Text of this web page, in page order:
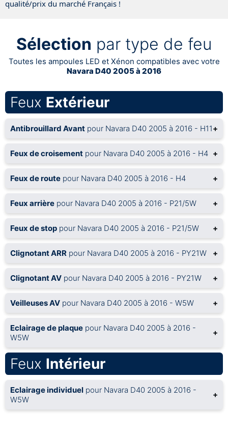
qualité/prix du marché Français !
Sélection par type de feu
Toutes les ampoules LED et Xénon compatibles avec votre
Navara D40 2005 à 2016
Feux Extérieur
Antibrouillard Avant pour Navara D40 2005 à 2016 - H11+
Feux de croisement pour Navara D40 2005 à 2016 - H4 +
Feux de route pour Navara D40 2005 à 2016 - H4 +
Feux arrière pour Navara D40 2005 à 2016 - P21/5W +
Feux de stop pour Navara D40 2005 à 2016 - P21/5W +
Clignotant ARR pour Navara D40 2005 à 2016 - PY21W +
Clignotant AV pour Navara D40 2005 à 2016 - PY21W +
Veilleuses AV pour Navara D40 2005 à 2016 - W5W +
Eclairage de plaque pour Navara D40 2005 à 2016 -
W5W
+
Feux Intérieur
Eclairage individuel pour Navara D40 2005 à 2016 -
W5W
+